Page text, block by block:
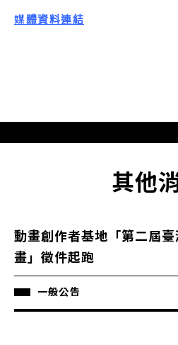
媒體資料連結
其他
動畫創作者基地「第二屆
畫」徵件起跑
一般公告